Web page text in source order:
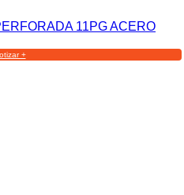
11PG ACERO
+